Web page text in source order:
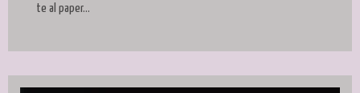
te al paper...